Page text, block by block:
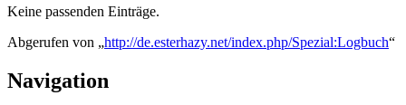
Keine passenden Einträge.
Abgerufen von „http://de.esterhazy.net/index.php/Spezial:Logbuch“
Navigation